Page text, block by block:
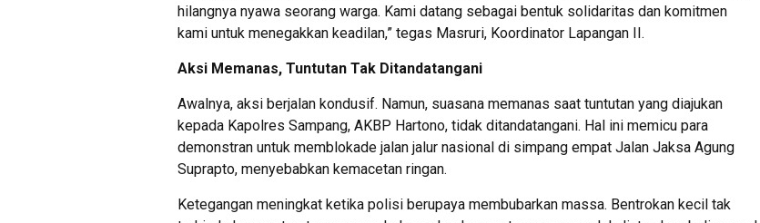
hilangnya nyawa seorang warga. Kami datang sebagai bentuk solidaritas dan komitmen
kami untuk menegakkan keadilan,” tegas Masruri, Koordinator Lapangan II.
Aksi Memanas, Tuntutan Tak Ditandatangani
Awalnya, aksi berjalan kondusif. Namun, suasana memanas saat tuntutan yang diajukan
kepada Kapolres Sampang, AKBP Hartono, tidak ditandatangani. Hal ini memicu para
demonstran untuk memblokade jalan jalur nasional di simpang empat Jalan Jaksa Agung
Suprapto, menyebabkan kemacetan ringan.
Ketegangan meningkat ketika polisi berupaya membubarkan massa. Bentrokan kecil tak